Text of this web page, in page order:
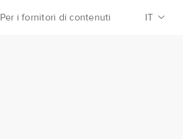
IT
Per i fornitori di contenuti